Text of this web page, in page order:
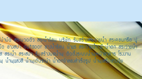
ำบัด สระนวดตัว สระน้ำร้อน บริษัท รับสร้างสระว่ายน้ำ สระคอนกรีต ปู
บัด อ่างสปา outdoor อ่างน้ำร้อน น้ำแร่ สระว่ายน้ำ มี น้ำตก สระว่ายน้ำ
สระน้ำ สระสปา รับสร้างบ่อน้ำพุ ติดตั้งระบบน้ำพุหน้าอาคาร โรงงาน
น้ำพุแสงสี น้ำพุเต้นระบำ น้ำตกจำลองสำเร็จรูป น้ำพุเสริมฮวงจุ้ย